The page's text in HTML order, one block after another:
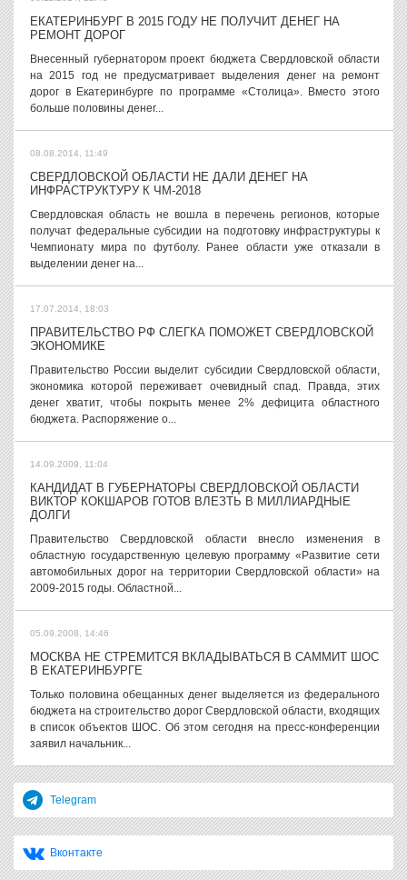
ЕКАТЕРИНБУРГ В 2015 ГОДУ НЕ ПОЛУЧИТ ДЕНЕГ НА
РЕМОНТ ДОРОГ
Внесенный губернатором проект бюджета Свердловской области
на 2015 год не предусматривает выделения денег на ремонт
дорог в Екатеринбурге по программе «Столица». Вместо этого
больше половины денег...
08.08.2014, 11:49
СВЕРДЛОВСКОЙ ОБЛАСТИ НЕ ДАЛИ ДЕНЕГ НА
ИНФРАСТРУКТУРУ К ЧМ-2018
Свердловская область не вошла в перечень регионов, которые
получат федеральные субсидии на подготовку инфраструктуры к
Чемпионату мира по футболу. Ранее области уже отказали в
выделении денег на...
17.07.2014, 18:03
ПРАВИТЕЛЬСТВО РФ СЛЕГКА ПОМОЖЕТ СВЕРДЛОВСКОЙ
ЭКОНОМИКЕ
Правительство России выделит субсидии Свердловской области,
экономика которой переживает очевидный спад. Правда, этих
денег хватит, чтобы покрыть менее 2% дефицита областного
бюджета. Распоряжение о...
14.09.2009, 11:04
КАНДИДАТ В ГУБЕРНАТОРЫ СВЕРДЛОВСКОЙ ОБЛАСТИ
ВИКТОР КОКШАРОВ ГОТОВ ВЛЕЗТЬ В МИЛЛИАРДНЫЕ
ДОЛГИ
Правительство Свердловской области внесло изменения в
областную государственную целевую программу «Развитие сети
автомобильных дорог на территории Свердловской области» на
2009-2015 годы. Областной...
05.09.2008, 14:46
МОСКВА НЕ СТРЕМИТСЯ ВКЛАДЫВАТЬСЯ В САММИТ ШОС
В ЕКАТЕРИНБУРГЕ
Только половина обещанных денег выделяется из федерального
бюджета на строительство дорог Свердловской области, входящих
в список объектов ШОС. Об этом сегодня на пресс-конференции
заявил начальник...
Telegram
Вконтакте